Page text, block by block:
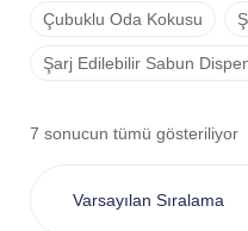
Çubuklu Oda Kokusu
Şarj Edilebilir Sabun
7 sonucun tümü gösteriliyor